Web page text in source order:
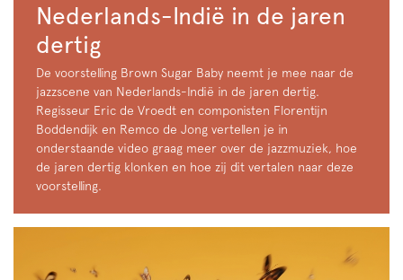
Nederlands-Indië in de jaren
dertig
De voorstelling Brown Sugar Baby neemt je mee naar de
jazzscene van Nederlands-Indië in de jaren dertig.
Regisseur Eric de Vroedt en componisten Florentijn
Boddendijk en Remco de Jong vertellen je in
onderstaande video graag meer over de jazzmuziek, hoe
de jaren dertig klonken en hoe zij dit vertalen naar deze
voorstelling.